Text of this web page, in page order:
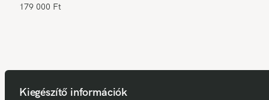
179 000 Ft
Kiegészítő információk